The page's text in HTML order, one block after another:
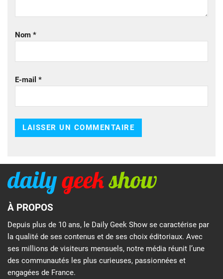
Nom *
E-mail *
À PROPOS
Depuis plus de 10 ans, le Daily Geek Show se caractérise par
la qualité de ses contenus et de ses choix éditoriaux. Avec
ses millions de visiteurs mensuels, notre média réunit l’une
des communautés les plus curieuses, passionnées et
engagées de France.